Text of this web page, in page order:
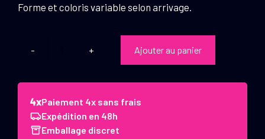
Forme et coloris variable selon arrivage.
quantité
Dague
chasse
manche
cerf
Ajouter au panier
Paiement 4x sans frais
Expédition en 48h
Emballage discret